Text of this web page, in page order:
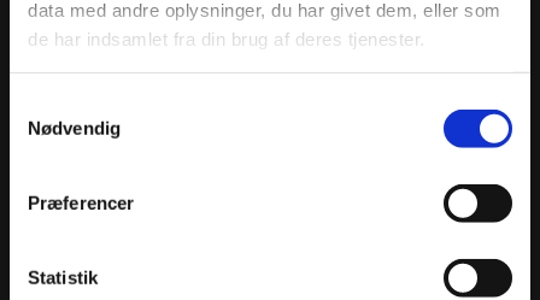
data med andre oplysninger, du har givet dem, eller som
de har indsamlet fra din brug af deres tjenester.
Nødvendig
Præferencer
Statistik